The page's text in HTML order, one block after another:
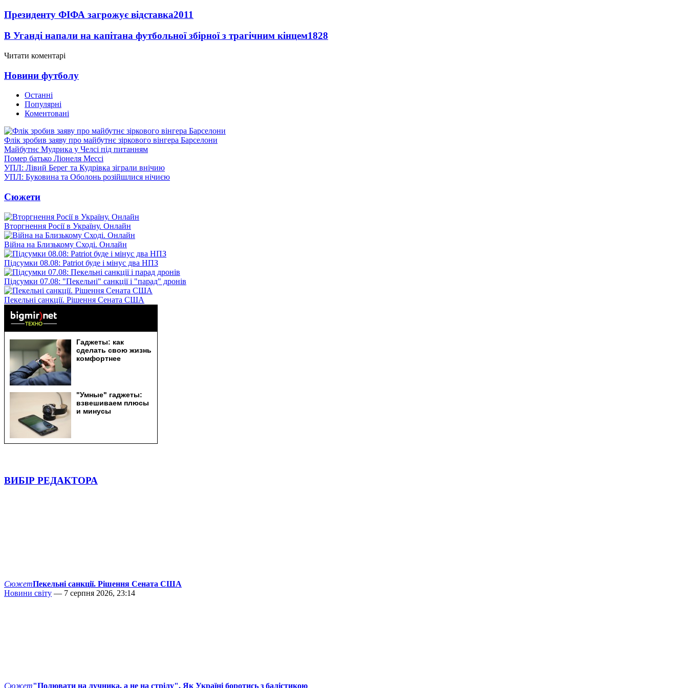
Президенту ФІФА загрожує відставка2011
В Уганді напали на капітана футбольної збірної з трагічним кінцем1828
Читати коментарі
Новини футболу
Останні
Популярні
Коментовані
Флік зробив заяву про майбутнє зіркового вінгера Барселони
Майбутнє Мудрика у Челсі під питанням
Помер батько Ліонеля Мессі
УПЛ: Лівий Берег та Кудрівка зіграли внічию
УПЛ: Буковина та Оболонь розійшлися нічиєю
Сюжети
Вторгнення Росії в Україну. Онлайн
Війна на Близькому Сході. Онлайн
Підсумки 08.08: Patriot буде і мінус два НПЗ
Підсумки 07.08: "Пекельні" санкції і "парад" дронів
Пекельні санкції. Рішення Сената США
ВИБІР РЕДАКТОРА
СюжетПекельні санкції. Рішення Сената США
Новини світу — 7 серпня 2026, 23:14
Сюжет"Полювати на лучника, а не на стрілу". Як Україні боротись з балістикою